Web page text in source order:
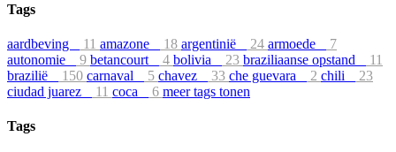
Tags
aardbeving 11 amazone 18 argentinië 24 armoede
7
autonomie
9 betancourt 4 bolivia 23 braziliaanse opstand
11
brazilië
150 carnaval 5 chavez 33 che guevara 2 chili
23
ciudad juarez
11 coca 6 meer tags tonen
Tags